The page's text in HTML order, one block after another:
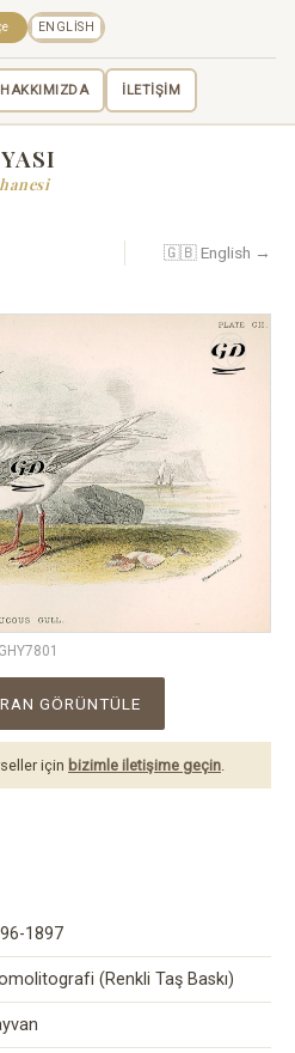
HAKKIMIZDA İLETİŞİM
ENGLISH
🇬🇧 English →
GHY7801
GÖRÜNTÜLE
için bizimle iletişime geçin.
1897
(Renkli Taş Baskı)